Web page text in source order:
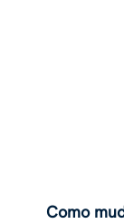
Como